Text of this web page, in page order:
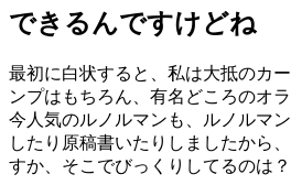
できるんですけどね
最初に白状すると、私は大抵のカ
ンプはもちろん、有名どころのオ
今人気のルノルマンも、ルノルマ
したり原稿書いたりしましたから
すか、そこでびっくりしてるのは？